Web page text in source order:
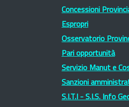
Concessioni
Espropri
Osservatorio
Pari opportunità
Servizio Manut e
Sanzioni
S.I.T.I - S.I.S. Info